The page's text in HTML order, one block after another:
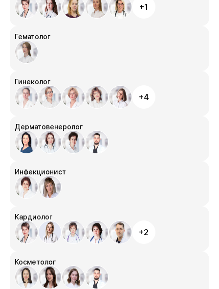
+1
Гематолог
Гинеколог
+4
Дерматовенеролог
Инфекционист
Кардиолог
+2
Косметолог